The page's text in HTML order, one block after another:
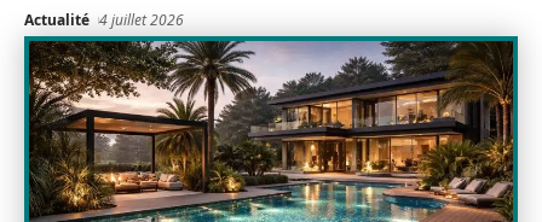
Actualité 4 juillet 2026